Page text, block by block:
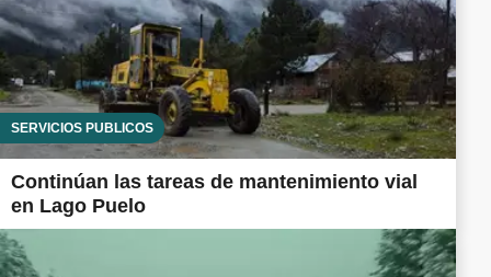
SERVICIOS PÚBLICOS
Continúan las tareas de mantenimiento vial
en Lago Puelo